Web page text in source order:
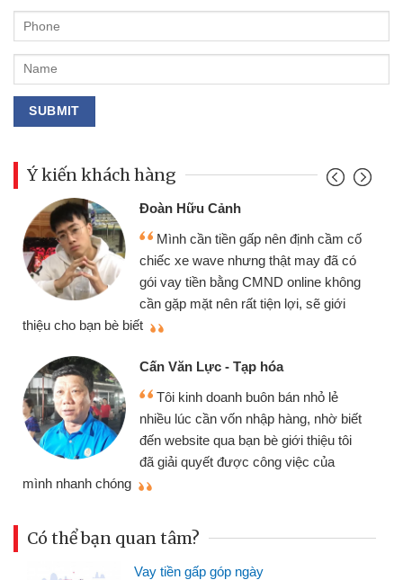
Ý kiến khách hàng
Đoàn Hữu Cảnh
Mình cần tiền gấp nên định cầm cố
chiếc xe wave nhưng thật may đã có
gói vay tiền bằng CMND online không
cần gặp mặt nên rất tiện lợi, sẽ giới
thiệu cho bạn bè biết
Cấn Văn Lực - Tạp hóa
Tôi kinh doanh buôn bán nhỏ lẻ
nhiều lúc cần vốn nhập hàng, nhờ biết
đến website qua bạn bè giới thiệu tôi
đã giải quyết được công việc của
mình nhanh chóng
Có thể bạn quan tâm?
Vay tiền gấp góp ngày